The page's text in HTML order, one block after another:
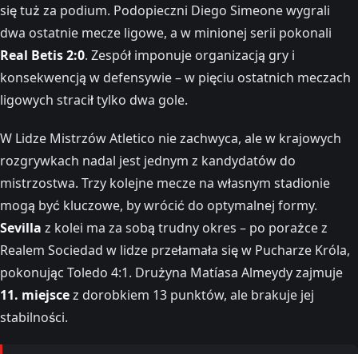
się tuż za podium. Podopieczni Diego Simeone wygrali
dwa ostatnie mecze ligowe, a w minionej serii pokonali
Real Betis 2:0. Zespół imponuje organizacją gry i
konsekwencją w defensywie – w pięciu ostatnich meczach
ligowych stracił tylko dwa gole.
W Lidze Mistrzów Atletico nie zachwyca, ale w krajowych
rozgrywkach nadal jest jednym z kandydatów do
mistrzostwa. Trzy kolejne mecze na własnym stadionie
mogą być kluczowe, by wrócić do optymalnej formy.
Sevilla z kolei ma za sobą trudny okres – po porażce z
Realem Sociedad w lidze przełamała się w Pucharze Króla,
pokonując Toledo 4:1. Drużyna Matíasa Almeydy zajmuje
11. miejscez dorobkiem 13 punktów, ale brakuje jej
stabilności.